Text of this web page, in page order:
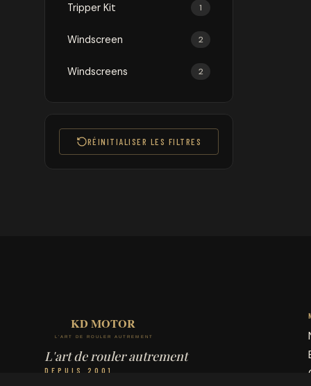
Tripper Kit 1
Windscreen 2
Windscreens 2
RÉINITIALISER LES FILTRES
L'art de rouler autrement
DEPUIS 2001